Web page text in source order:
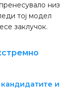
низ
тој модел
заклучок.
кандидатите и